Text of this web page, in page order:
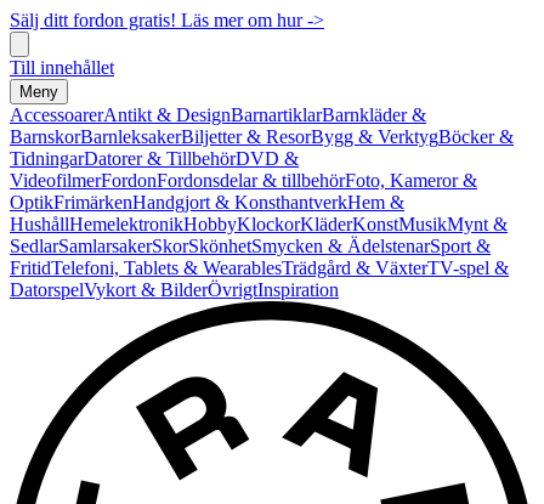
Sälj ditt fordon gratis! Läs mer om hur ->
Till innehållet
Meny
AccessoarerAntikt & DesignBarnartiklarBarnkläder &
BarnskorBarnleksakerBiljetter & ResorBygg & VerktygBöcker &
TidningarDatorer & TillbehörDVD &
VideofilmerFordonFordonsdelar & tillbehörFoto, Kameror &
OptikFrimärkenHandgjort & KonsthantverkHem &
HushållHemelektronikHobbyKlockorKläderKonstMusikMynt &
SedlarSamlarsakerSkorSkönhetSmycken & ÄdelstenarSport &
FritidTelefoni, Tablets & WearablesTrädgård & VäxterTV-spel &
DatorspelVykort & BilderÖvrigtInspiration